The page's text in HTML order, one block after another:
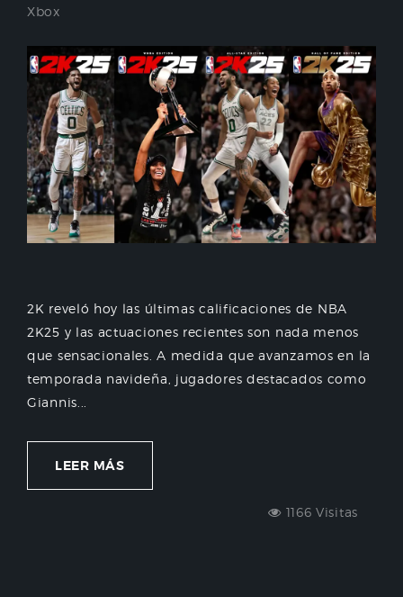
Xbox
2K reveló hoy las últimas calificaciones de NBA
2K25 y las actuaciones recientes son nada menos
que sensacionales. A medida que avanzamos en la
temporada navideña, jugadores destacados como
Giannis...
LEER MÁS
1166 Visitas